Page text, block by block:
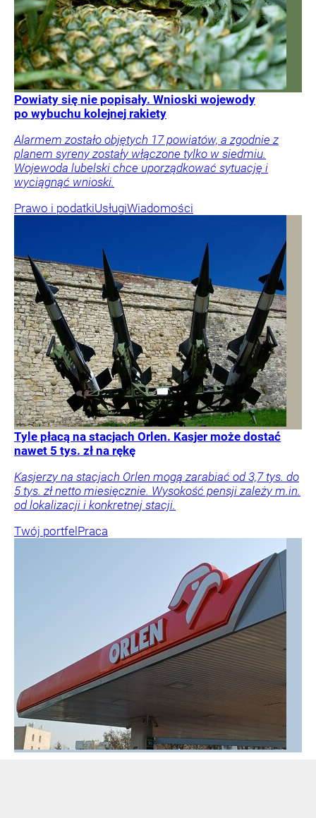
Powiaty się nie popisały. Wnioski wojewody
po wybuchu kolejnej rakiety
Alarmem zostało objętych 17 powiatów, a zgodnie z
planem syreny zostały włączone tylko w siedmiu.
Wojewoda lubelski chce uporządkować sytuację i
wyciągnąć wnioski.
Prawo i podatkiUsługiWiadomości
Tyle płacą na stacjach Orlen. Kasjer może dostać
nawet 5 tys. zł na rękę
Kasjerzy na stacjach Orlen mogą zarabiać od 3,7 tys. do
5 tys. zł netto miesięcznie. Wysokość pensji zależy m.in.
od lokalizacji i konkretnej stacji.
Twój portfelPraca